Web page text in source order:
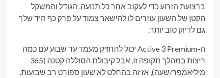
ברצועת הזרוע כדי לעקוב אחר כל תנועה. הגודל והמשקל
הקטן של השעון עוזרים לו להישאר צמוד על פרק כף היד שלך
גם לדיוק טוב יותר.
ה-Active 3 Premium יכול להחזיק מעמד עד שבוע עם כמה
ריצות במהלך תקופה זו, אבל קיבולת הסוללה קטנה (365
מיליאמפר/שעה), אז זה בהחלט לא שעון ספורט רב שבועות.